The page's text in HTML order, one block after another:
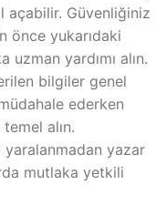
açabilir. Güvenliğiniz
önce yukarıdaki
uzman yardımı alın.
bilgiler genel
ederken
alın.
yazar
mutlaka yetkili